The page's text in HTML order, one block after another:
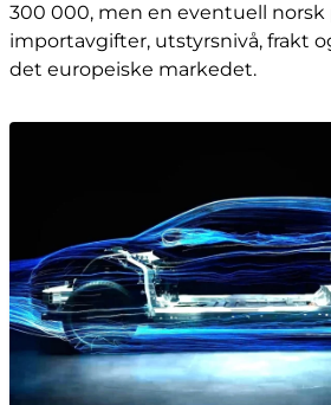
300 000, men en eventuell norsk
importavgifter, utstyrsnivå, frakt
det europeiske markedet.